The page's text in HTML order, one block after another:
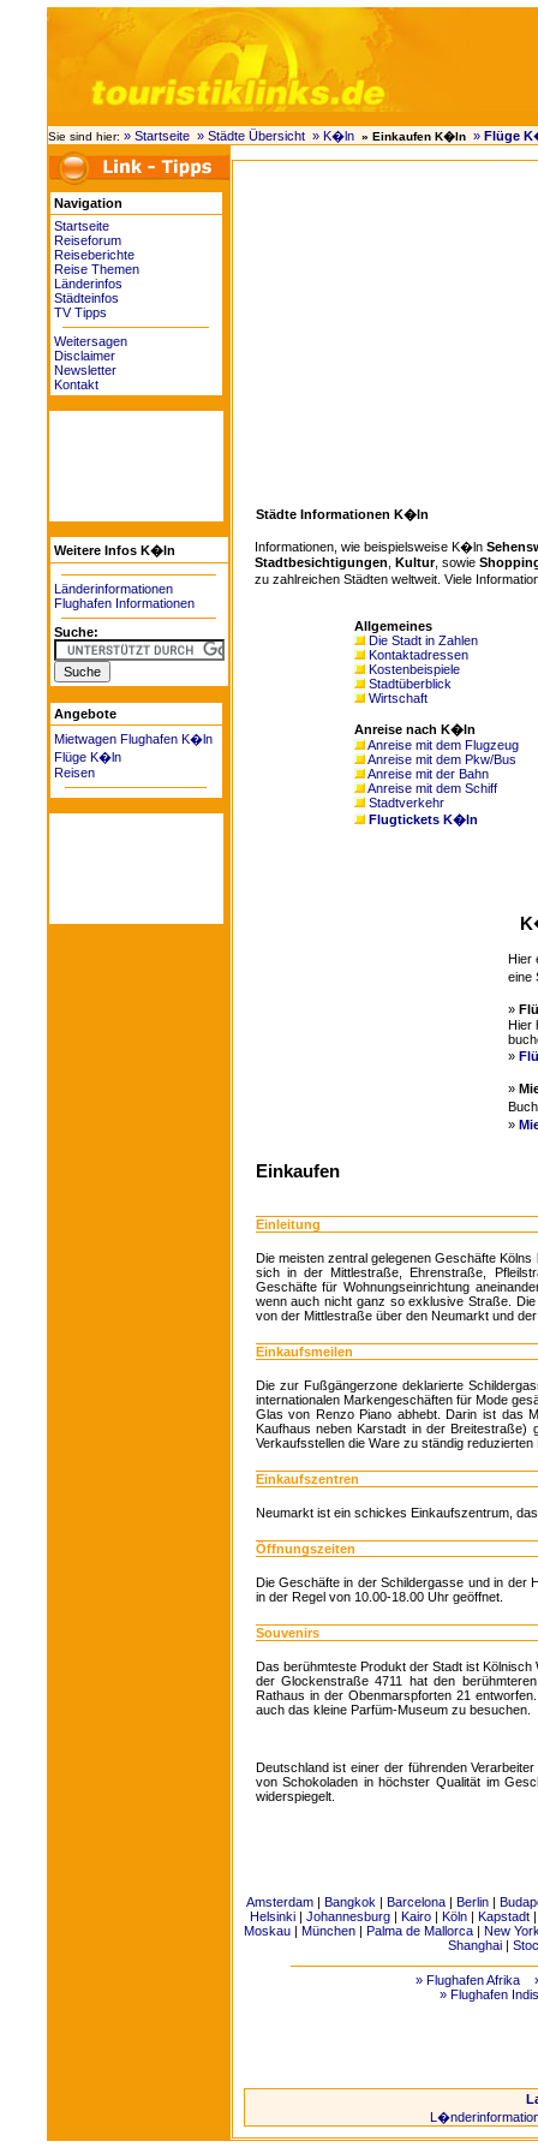
Sie sind hier: » Startseite » Städte Übersicht » K�ln » Einkaufen K�ln » Flüge
Navigation
Startseite
Reiseforum
Reiseberichte
Reise Themen
Länderinfos
Städteinfos
TV Tipps
Weitersagen
Disclaimer
Newsletter
Kontakt
Weitere Infos K�ln
Länderinformationen
Flughafen Informationen
Suche:
Angebote
Mietwagen Flughafen K�ln
Flüge K�ln
Reisen
Städte Informationen K�ln
Informationen, wie beispielsweise K�ln
Stadtbesichtigungen
Kultur, sowie
zu zahlreichen Städten weltweit. Viele
Allgemeines
Die Stadt in Zahlen
Kontaktadressen
Kostenbeispiele
Stadtüberblick
Wirtschaft
Anreise nach K�ln
Anreise mit dem Flugzeug
Anreise mit dem Pkw/Bus
Anreise mit der Bahn
Anreise mit dem Schiff
Stadtverkehr
Flugtickets K�ln
Hier
eine
»
Hier
»
»
»
Einkaufen
Einleitung
Die meisten zentral gelegenen Geschäfte
sich in der Mittlestraße, Ehrenstraße,
Geschäfte für Wohnungseinrichtung
wenn auch nicht ganz so exklusive Straße.
von der Mittlestraße über den Neumarkt und
Einkaufsmeilen
Die zur Fußgängerzone deklarierte
internationalen Markengeschäften für Mode
Glas von Renzo Piano abhebt. Darin ist das
Kaufhaus neben Karstadt in der Breitestraße)
Verkaufsstellen die Ware zu ständig reduzierten
Einkaufszentren
Neumarkt ist ein schickes Einkaufszentrum,
Öffnungszeiten
Die Geschäfte in der Schildergasse und in der
in der Regel von 10.00-18.00 Uhr geöffnet.
Souvenirs
Das berühmteste Produkt der Stadt ist
der Glockenstraße 4711 hat den
Rathaus in der Obenmarspforten 21
auch das kleine Parfüm-Museum zu besuchen.
Deutschland ist einer der führenden
von Schokoladen in höchster Qualität im
widerspiegelt.
Amsterdam| Bangkok | Barcelona| Berlin|
Helsinki | Johannesburg | Kairo | Köln | Kapstadt
Moskau| München| Palma de Mallorca| New
Shanghai|
» Flughafen Afrika
» Flughafen